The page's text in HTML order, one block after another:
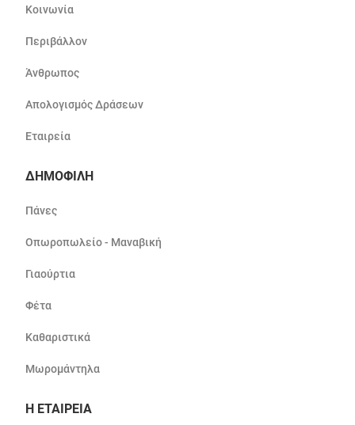
Κοινωνία
Περιβάλλον
Άνθρωπος
Απολογισμός Δράσεων
Εταιρεία
ΔΗΜΟΦΙΛΗ
Πάνες
Οπωροπωλείο - Μαναβική
Γιαούρτια
Φέτα
Καθαριστικά
Μωρομάντηλα
Η ΕΤΑΙΡΕΙΑ